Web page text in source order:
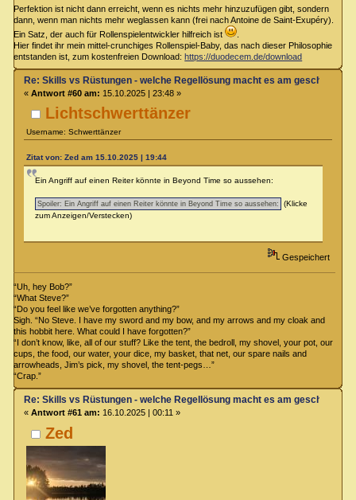
Perfektion ist nicht dann erreicht, wenn es nichts mehr hinzuzufügen gibt, sondern
dann, wenn man nichts mehr weglassen kann (frei nach Antoine de Saint-Exupéry).
Ein Satz, der auch für Rollenspielentwickler hilfreich ist
Hier findet ihr mein mittel-crunchiges Rollenspiel-Baby, das nach dieser Philosophie
entstanden ist, zum kostenfreien Download:https://duodecem.de/download
Lichtschwerttänzer
Username: Schwerttänzer
Re: Skills vs Rüstungen - welche Regellösung macht es am
« Antwort #60 am: 15.10.2025 | 23:48 »
Zitat von: Zed am 15.10.2025 | 19:44
Ein Angriff auf einen Reiter könnte in Beyond Time so aussehen:
(Klicke
zum Anzeigen/Verstecken)
Gespeichert
“Uh, hey Bob?”
“What Steve?”
“Do you feel like we’ve forgotten anything?”
Sigh. “No Steve. I have my sword and my bow, and my arrows and my cloak and
this hobbit here. What could I have forgotten?”
“I don’t know, like, all of our stuff? Like the tent, the bedroll, my shovel, your pot, our
cups, the food, our water, your dice, my basket, that net, our spare nails and
arrowheads, Jim’s pick, my shovel, the tent-pegs…”
“Crap.”
Zed
Re: Skills vs Rüstungen - welche Regellösung macht es am
« Antwort #61 am: 16.10.2025 | 00:11 »